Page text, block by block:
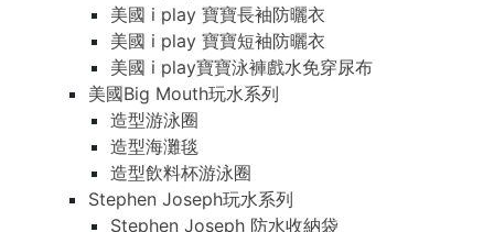
美國 i play 寶寶長袖防曬衣
美國 i play 寶寶短袖防曬衣
美國 i play寶寶泳褲戲水免穿尿布
美國Big Mouth玩水系列
造型游泳圈
造型海灘毯
造型飲料杯游泳圈
Stephen Joseph玩水系列
Stephen Joseph 防水收納袋